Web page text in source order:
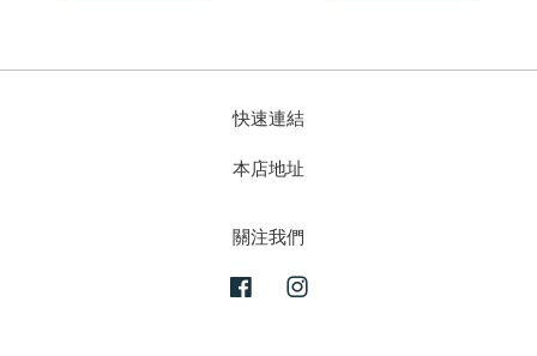
快速連結
本店地址
關注我們
Facebook